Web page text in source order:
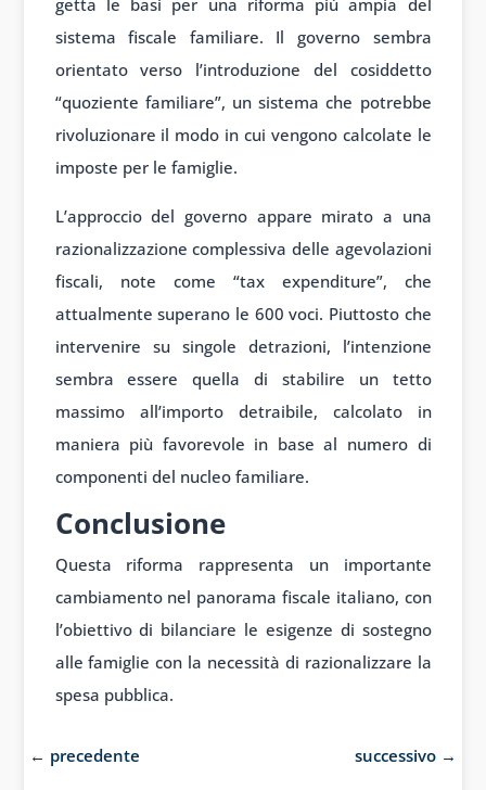
sistema fiscale familiare. Il governo sembra
orientato verso l’introduzione del cosiddetto
“quoziente familiare”, un sistema che potrebbe
rivoluzionare il modo in cui vengono calcolate le
imposte per le famiglie.
L’approccio del governo appare mirato a una
razionalizzazione complessiva delle agevolazioni
fiscali, note come “tax expenditure”, che
attualmente superano le 600 voci. Piuttosto che
intervenire su singole detrazioni, l’intenzione
sembra essere quella di stabilire un tetto
massimo all’importo detraibile, calcolato in
maniera più favorevole in base al numero di
componenti del nucleo familiare.
Conclusione
Questa riforma rappresenta un importante
cambiamento nel panorama fiscale italiano, con
l’obiettivo di bilanciare le esigenze di sostegno
alle famiglie con la necessità di razionalizzare la
spesa pubblica.
← precedente successivo →